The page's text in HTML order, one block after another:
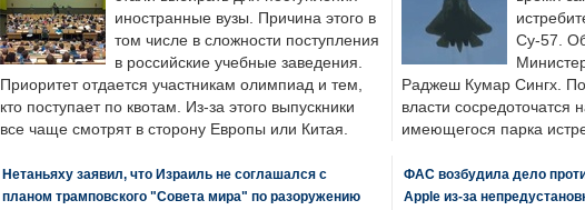
иностранные вузы. Причина этого в
том числе в сложности поступления
в российские учебные заведения.
Приоритет отдается участникам олимпиад и тем,
кто поступает по квотам. Из-за этого выпускники
все чаще смотрят в сторону Европы или Китая.
Су-57.
Раджеш Кумар Сингх.
власти сосредоточатся
имеющегося парка
Нетаньяху заявил, что Израиль не соглашался с
планом трамповского "Совета мира" по разоружению
ФАС возбудила дело
Apple из-за